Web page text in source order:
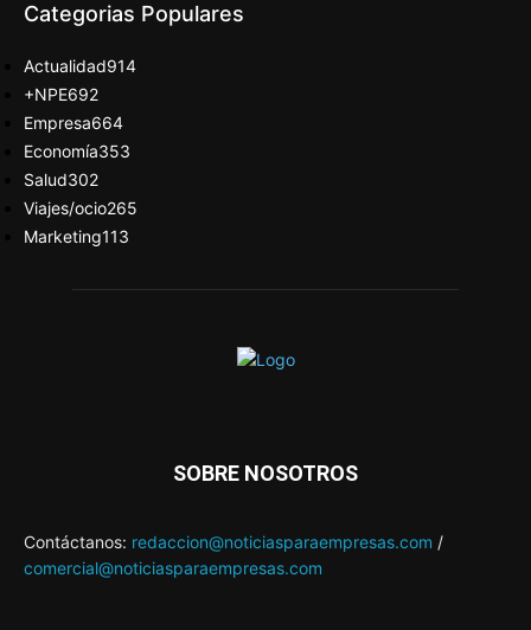
Categorias Populares
Actualidad914
+NPE692
Empresa664
Economía353
Salud302
Viajes/ocio265
Marketing113
SOBRE NOSOTROS
Contáctanos: redaccion@noticiasparaempresas.com /
comercial@noticiasparaempresas.com